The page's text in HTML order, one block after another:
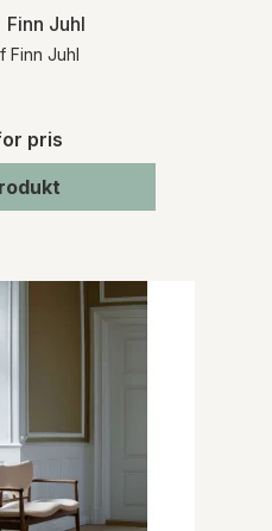
Juhl
Finn Juhl
pris